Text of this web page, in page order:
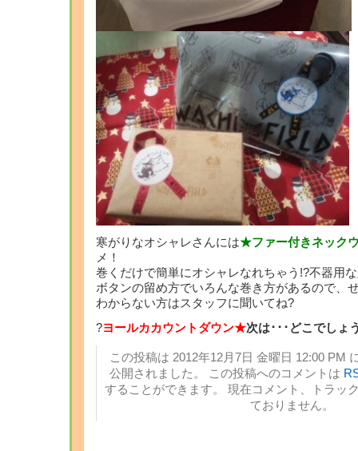
寒がりなオシャレさんには★ファー付きネック
メ！
巻くだけで簡単にオシャレなれちゃう!?不器用
ボタンの留め方でいろんな巻き方があるので、
わからない方はスタッフに聞いてね?
?ヨールカカウントダウン★次は･･･どこでしょ
この投稿は 2012年12月7日 金曜日 12:00 PM
公開されました。 この投稿へのコメントは
することができます。 現在コメント、トラッ
ておりません。